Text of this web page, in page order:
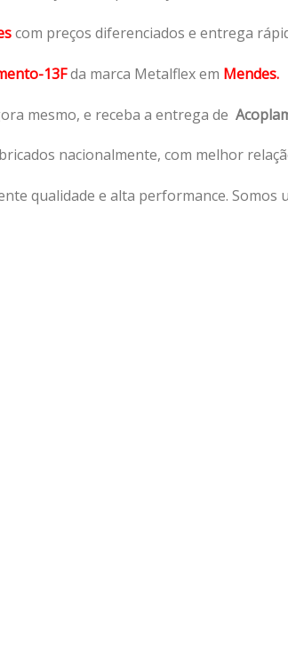
com preços diferenciados e entrega
13Fda marca Metalflex em Mendes.
mesmo, e receba a entrega de
nacionalmente, com melhor
qualidade e alta performance.